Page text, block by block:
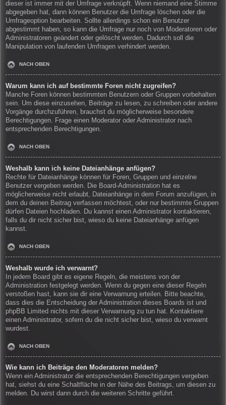
dieser ist immer mit der Umfrage verknüpft. Wenn niemand eine Stimme
abgegeben hat, dann können Benutzer die Umfrage löschen oder die
Umfrageoption bearbeiten. Sollte allerdings schon ein Benutzer
abgestimmt haben, so kann die Umfrage nur noch von Moderatoren oder
Administratoren geändert oder gelöscht werden. Dadurch soll die
Manipulation von laufenden Umfragen verhindert werden.
NACH OBEN
Warum kann ich auf bestimmte Foren nicht zugreifen?
Manche Foren können bestimmten Benutzern oder Gruppen vorbehalten
sein. Um diese einzusehen, Beiträge zu lesen, zu schreiben oder andere
Vorgänge durchzuführen, brauchst du möglicherweise besondere
Berechtigungen. Frage einen Moderator oder Administrator nach
entsprechenden Berechtigungen.
NACH OBEN
Weshalb kann ich keine Dateianhänge anfügen?
Rechte für Dateianhänge können für Foren, Gruppen und einzelne
Benutzer vergeben werden. Die Board-Administration hat es
möglicherweise nicht erlaubt, Dateianhänge in dem Forum anzufügen, in
dem du deinen Beitrag verfassen möchtest, oder nur bestimmte Gruppen
dürfen Dateien hochladen. Du kannst einen Administrator kontaktieren,
falls du dir nicht sicher bist, wieso du keine Dateianhänge anfügen
kannst.
NACH OBEN
Weshalb wurde ich verwarnt?
In jedem Board gibt es eigene Regeln, die meistens von der
Administration festgelegt werden. Wenn du gegen eine dieser Regeln
verstoßen hast, kann sie dir eine Verwarnung erteilen. Bitte beachte,
dass dies die Entscheidung der Administration dieses Boards ist und
phpBB Limited nichts mit dieser Verwarnung zu tun hat. Kontaktiere
einen Administrator, sofern du die nicht sicher bist, wieso du verwarnt
wurdest.
NACH OBEN
Wie kann ich Beiträge den Moderatoren melden?
Wenn ein Administrator die entsprechenden Berechtigungen vergeben
hat, siehst du eine Schaltfläche in der Nähe des Beitrags, um diesen zu
melden. Du wirst dann durch die weiteren Schritte geführt.